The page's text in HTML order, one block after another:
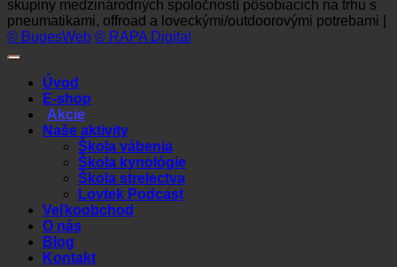
skupiny medzinárodných spoločností pôsobiacich na trhu s
pneumatikami, offroad a loveckými/outdoorovými potrebami |
© BugesWeb © RAPA Digital
Úvod
E-shop
Akcie
Naše aktivity
Škola vábenia
Škola kynológie
Škola strelectva
Lovtek Podcast
Veľkoobchod
O nás
Blog
Kontakt